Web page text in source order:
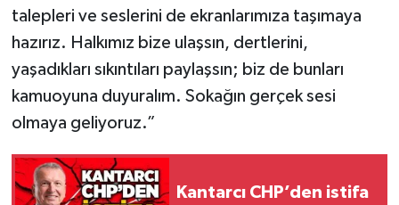
talepleri ve seslerini de ekranlarımıza taşımaya
hazırız. Halkımız bize ulaşsın, dertlerini,
yaşadıkları sıkıntıları paylaşsın; biz de bunları
kamuoyuna duyuralım. Sokağın gerçek sesi
olmaya geliyoruz.”
Kantarcı CHP’den istifa